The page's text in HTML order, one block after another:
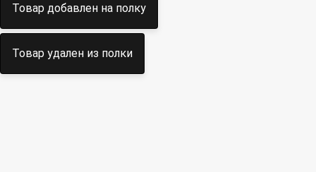
Товар добавлен на полку
Товар удален из полки